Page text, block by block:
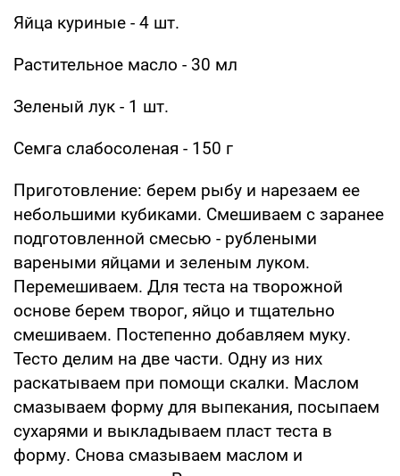
Яйца куриные - 4 шт.
Растительное масло - 30 мл
Зеленый лук - 1 шт.
Семга слабосоленая - 150 г
Приготовление: берем рыбу и нарезаем ее
небольшими кубиками. Смешиваем с заранее
подготовленной смесью - рублеными
вареными яйцами и зеленым луком.
Перемешиваем. Для теста на творожной
основе берем творог, яйцо и тщательно
смешиваем. Постепенно добавляем муку.
Тесто делим на две части. Одну из них
раскатываем при помощи скалки. Маслом
смазываем форму для выпекания, посыпаем
сухарями и выкладываем пласт теста в
форму. Снова смазываем маслом и